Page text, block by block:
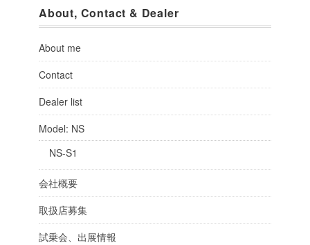
About, Contact & Dealer
About me
Contact
Dealer list
Model: NS
NS-S1
会社概要
取扱店募集
試乗会、出展情報